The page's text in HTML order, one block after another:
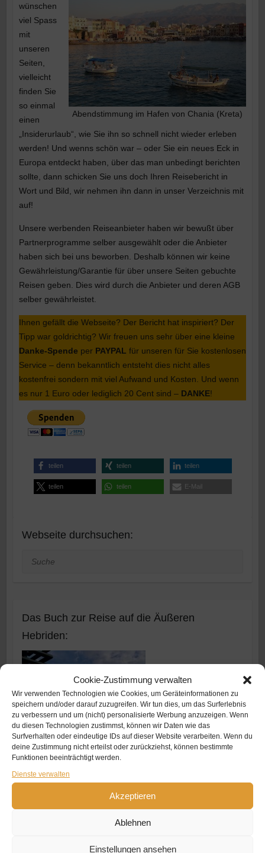
Cookie-Zustimmung verwalten
Wir verwenden Technologien wie Cookies, um Geräteinformationen zu
speichern und/oder darauf zuzugreifen. Wir tun dies, um das Surferlebnis
zu verbessern und um (nicht) personalisierte Werbung anzuzeigen. Wenn
du diesen Technologien zustimmst, können wir Daten wie das
Surfverhalten oder eindeutige IDs auf dieser Website verarbeiten. Wenn du
deine Zustimmung nicht erteilst oder zurückziehst, können bestimmte
Funktionen beeinträchtigt werden.
Dienste verwalten
Akzeptieren
Ablehnen
Einstellungen ansehen
Abendstimmung im Hafen von Chania (Kreta)
wünschen
viel Spass
mit
unseren
Seiten,
vielleicht
finden Sie
so einmal
einen
„Insiderurlaub“, wie Sie ihn so schnell nicht wieder erleben
werden! Und wenns schön war – oder Sie ein neues Eck in
Europa entdeckt haben, über das man unbedingt berichten
sollte, dann schicken Sie uns doch Ihren Reisebericht in
Wort und Bild, wir nehmen ihn dann in unser Verzeichnis mit
auf!
Unsere werbenden Reiseanbieter haben wir bewußt über
Partnerprogramme selber ausgewählt oder die Anbieter
haben sich bei uns beworben. Deshalb können wir keine
Gewährleistung/Garantie für über unsere Seiten gebuchte
Reisen geben. Dies wird durch die Anbieter und deren AGB
selber gewährleistet.
Ihnen gefällt die Webseite? Der Bericht hat inspiriert? Der
Tipp war goldrichtig? Wir freuen uns sehr über eine kleine
Danke-Spende per PAYPAL für unseren für Sie kostenlosen
Service – denn bekanntlich entsteht dies nicht alles
kostenfrei sondern mit viel Aufwand und Kosten. Und wenn
es nur 1 Euro oder lediglich 20 Cent sind – DANKE!
teilen teilen teilen
teilen teilen E-Mail
Webseite durchsuchen:
Suche
Das Buch zur Reise auf die Äußeren
Hebriden: